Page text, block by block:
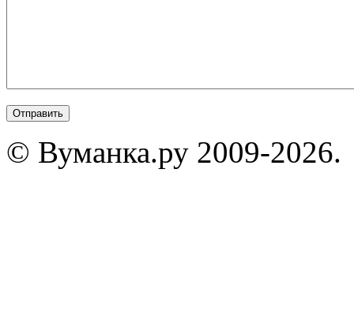
© Вуманка.ру 2009-2026.